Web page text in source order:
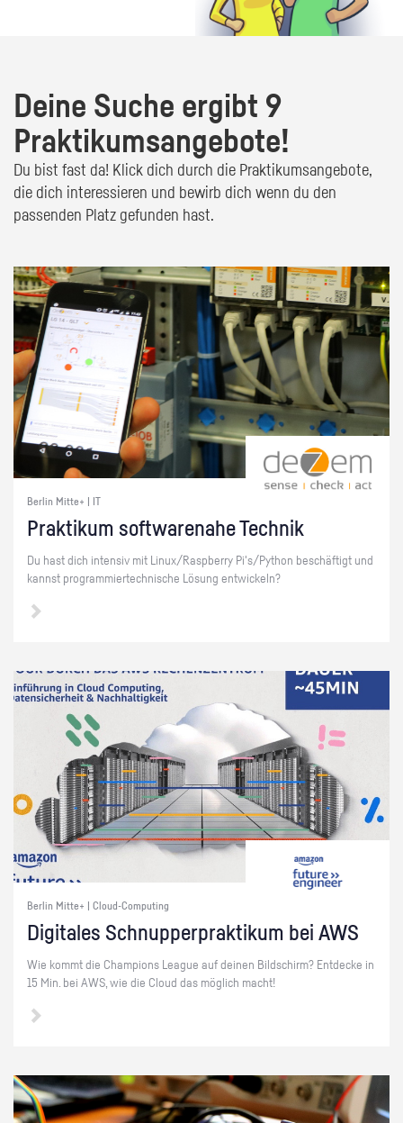
Deine Suche ergibt 9
Praktikumsangebote!
Du bist fast da! Klick dich durch die Praktikumsangebote,
die dich interessieren und bewirb dich wenn du den
passenden Platz gefunden hast.
Berlin Mitte+ | IT
Prak­ti­kum soft­ware­na­he Tech­nik
Du hast dich in­ten­siv mit Linux/Raspber­ry Pi's/Py­thon be­schäf­tigt und
kannst pro­gram­mier­tech­ni­sche Lö­sung ent­wi­ckeln?
Berlin Mitte+ | Cloud-Computing
Di­gi­ta­les Schnup­per­prak­ti­kum bei AWS
Wie kommt die Cham­pi­ons Le­ague auf dei­nen Bild­schirm? Ent­de­cke in
15 Min. bei AWS, wie die Cloud das mög­lich macht!